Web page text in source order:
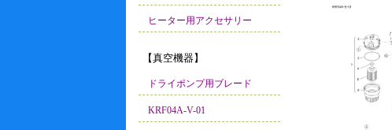
ヒーター用アクセサリー
【真空機器】
ドライポンプ用ブレード
KRF04A-V-01